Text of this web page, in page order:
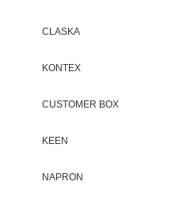
CLASKA
KONTEX
CUSTOMER BOX
KEEN
NAPRON